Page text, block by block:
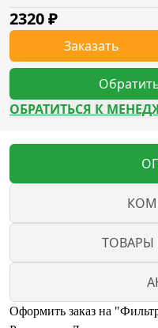
2320₽
Заказать
ОБРАТИТЬСЯ К
ТОВАРЫ
Оформить заказ на